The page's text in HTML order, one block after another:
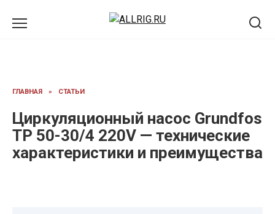
ГЛАВНАЯ » СТАТЬИ
Циркуляционный насос Grundfos
TP 50-30/4 220V — технические
характеристики и преимущества